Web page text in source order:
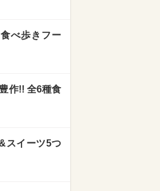
べ歩きフー
作!! 全6種食
スイーツ5つ